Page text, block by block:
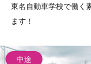
東名自動車学校で働く
ます！
中途